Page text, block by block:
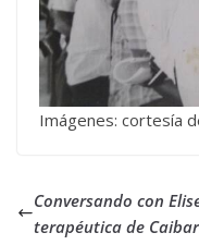
Imágenes: cortesía
Conversando con
terapéutica de